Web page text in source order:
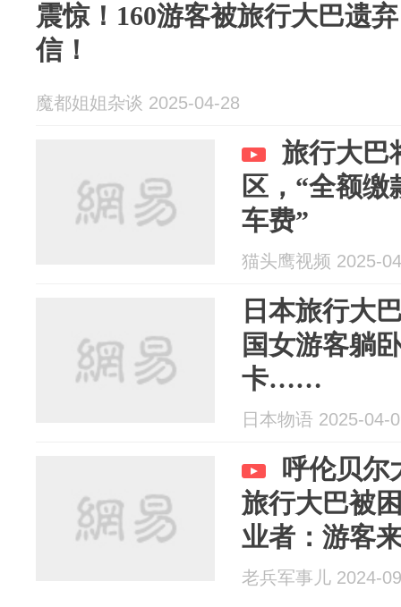
震惊！160游客被旅行大巴遗
信！
魔都姐姐杂谈 2025-04-28
旅行大巴
区，“全额
车费”
猫头鹰视频 2025-
日本旅行大
国女游客躺
卡……
日本物语 2025-04-
呼伦贝尔
旅行大巴被
业者：游客
老兵军事儿 2024-